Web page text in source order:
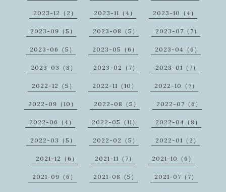
2023-12（2） 2023-11（4） 2023-10（4）
2023-09（5） 2023-08（5） 2023-07（7）
2023-06（5） 2023-05（6） 2023-04（6）
2023-03（8） 2023-02（7） 2023-01（7）
2022-12（5） 2022-11（10） 2022-10（7）
2022-09（10） 2022-08（5） 2022-07（6）
2022-06（4） 2022-05（11） 2022-04（8）
2022-03（5） 2022-02（5） 2022-01（2）
2021-12（6） 2021-11（7） 2021-10（6）
2021-09（6） 2021-08（5） 2021-07（7）